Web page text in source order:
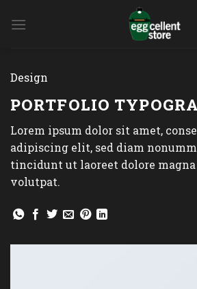
Design
PORTFOLIO
Lorem ipsum dolor sit amet,
adipiscing elit, sed diam
tincidunt ut laoreet dolore
volutpat.